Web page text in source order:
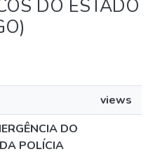
DO ESTADO
views
DO
POLÍCIA